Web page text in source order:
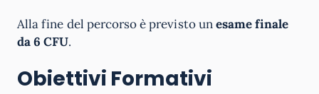
Alla fine del percorso è previsto unesame finale
da 6 CFU.
Obiettivi Formativi